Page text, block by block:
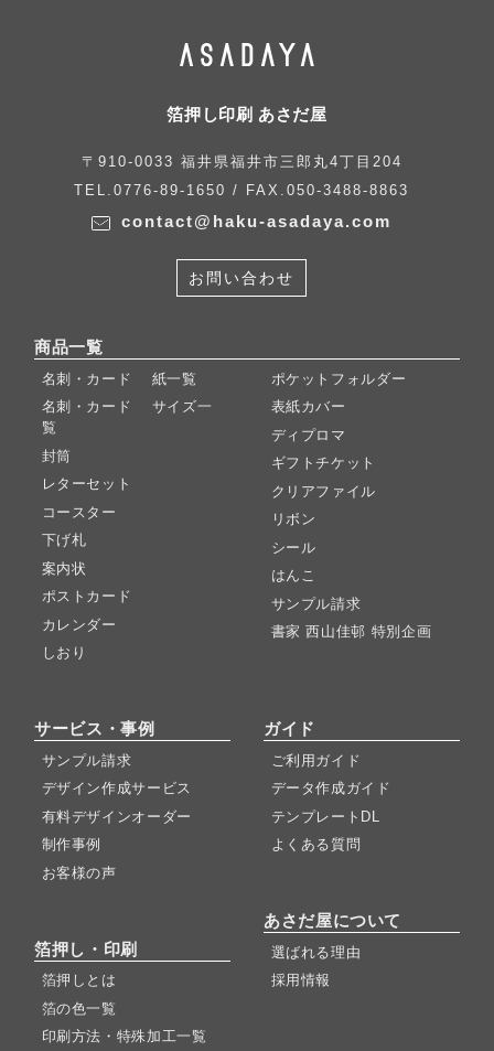
箔押し印刷 あさだ屋
〒910-0033 福井県福井市三郎丸4丁目204
TEL.0776-89-1650 / FAX.050-3488-8863
contact@haku-asadaya.com
お問い合わせ
商品一覧
名刺・カード 紙一覧
名刺・カード サイズ一
覧
封筒
レターセット
コースター
下げ札
案内状
ポストカード
カレンダー
しおり
ポケットフォルダー
表紙カバー
ディプロマ
ギフトチケット
クリアファイル
リボン
シール
はんこ
サンプル請求
書家 西山佳邨 特別企画
サービス・事例
サンプル請求
デザイン作成サービス
有料デザインオーダー
制作事例
お客様の声
箔押し・印刷
箔押しとは
箔の色一覧
印刷方法・特殊加工一覧
ガイド
ご利用ガイド
データ作成ガイド
テンプレートDL
よくある質問
あさだ屋について
選ばれる理由
採用情報